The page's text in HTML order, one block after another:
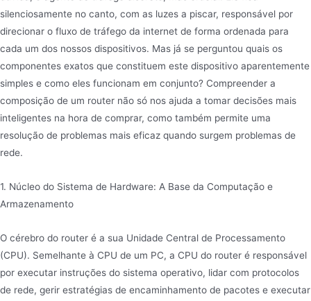
silenciosamente no canto, com as luzes a piscar, responsável por
direcionar o fluxo de tráfego da internet de forma ordenada para
cada um dos nossos dispositivos. Mas já se perguntou quais os
componentes exatos que constituem este dispositivo aparentemente
simples e como eles funcionam em conjunto? Compreender a
composição de um router não só nos ajuda a tomar decisões mais
inteligentes na hora de comprar, como também permite uma
resolução de problemas mais eficaz quando surgem problemas de
rede.
1. Núcleo do Sistema de Hardware: A Base da Computação e
Armazenamento
O cérebro do router é a sua Unidade Central de Processamento
(CPU). Semelhante à CPU de um PC, a CPU do router é responsável
por executar instruções do sistema operativo, lidar com protocolos
de rede, gerir estratégias de encaminhamento de pacotes e executar